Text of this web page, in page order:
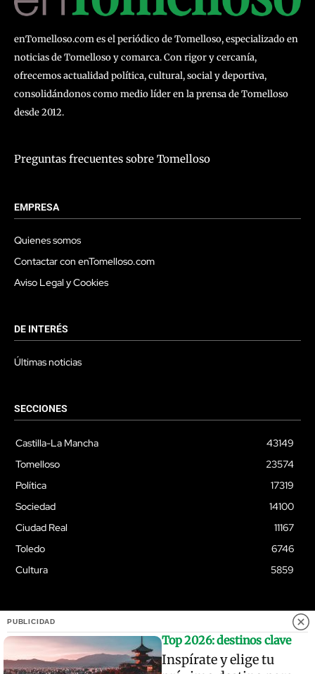
enTomelloso.com es el periódico de Tomelloso, especializado en
noticias de Tomelloso y comarca. Con rigor y cercanía,
ofrecemos actualidad política, cultural, social y deportiva,
consolidándonos como medio líder en la prensa de Tomelloso
desde 2012.
Preguntas frecuentes sobre Tomelloso
EMPRESA
Quienes somos
Contactar con enTomelloso.com
Aviso Legal y Cookies
DE INTERÉS
Últimas noticias
SECCIONES
Castilla-La Mancha
43149
Tomelloso
23574
Política
17319
Sociedad
14100
Ciudad Real
11167
Toledo
6746
Cultura
5859
© Quixoteus
PUBLICIDAD
Top 2026: destinos clave
Inspírate y elige tu